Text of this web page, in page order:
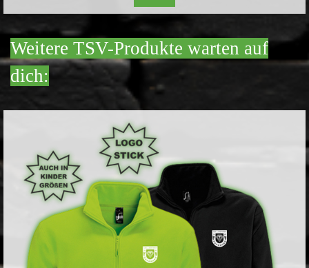
Weitere TSV-Produkte warten auf
dich: